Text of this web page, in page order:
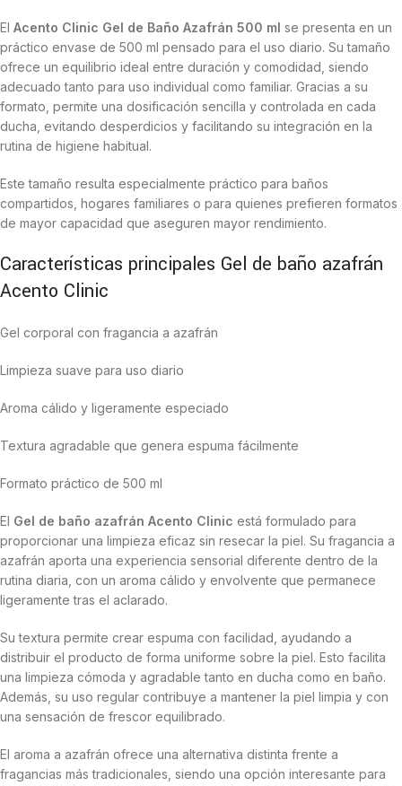
El Acento Clinic Gel de Baño Azafrán 500 ml se presenta en un
práctico envase de 500 ml pensado para el uso diario. Su tamaño
ofrece un equilibrio ideal entre duración y comodidad, siendo
adecuado tanto para uso individual como familiar. Gracias a su
formato, permite una dosificación sencilla y controlada en cada
ducha, evitando desperdicios y facilitando su integración en la
rutina de higiene habitual.
Este tamaño resulta especialmente práctico para baños
compartidos, hogares familiares o para quienes prefieren formatos
de mayor capacidad que aseguren mayor rendimiento.
Características principales Gel de baño azafrán
Acento Clinic
Gel corporal con fragancia a azafrán
Limpieza suave para uso diario
Aroma cálido y ligeramente especiado
Textura agradable que genera espuma fácilmente
Formato práctico de 500 ml
El Gel de baño azafrán Acento Clinic está formulado para
proporcionar una limpieza eficaz sin resecar la piel. Su fragancia a
azafrán aporta una experiencia sensorial diferente dentro de la
rutina diaria, con un aroma cálido y envolvente que permanece
ligeramente tras el aclarado.
Su textura permite crear espuma con facilidad, ayudando a
distribuir el producto de forma uniforme sobre la piel. Esto facilita
una limpieza cómoda y agradable tanto en ducha como en baño.
Además, su uso regular contribuye a mantener la piel limpia y con
una sensación de frescor equilibrado.
El aroma a azafrán ofrece una alternativa distinta frente a
fragancias más tradicionales, siendo una opción interesante para